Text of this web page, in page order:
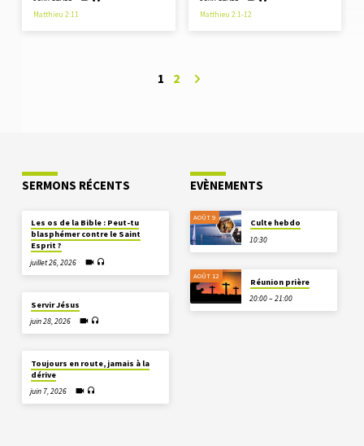
Matthieu 2:11 Matthieu 2:1-12
1 2
SERMONS RÉCENTS
Les os de la Bible : Peut-tu
blasphémer contre le Saint
Esprit ?
juillet 26, 2026
Servir Jésus
juin 28, 2026
Toujours en route, jamais à la
dérive
juin 7, 2026
EVÈNEMENTS
AOÛT 9
Culte hebdo
10:30
AOÛT 12
Réunion prière
20:00 – 21:00